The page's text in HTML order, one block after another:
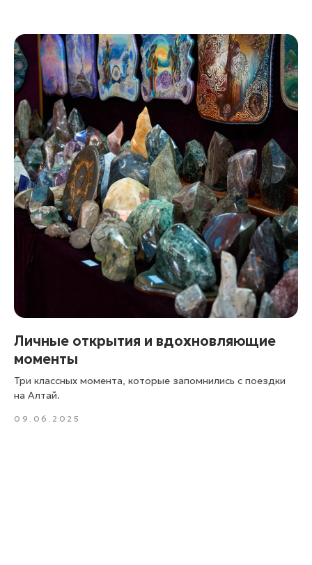
Личные открытия и вдохновляющие
моменты
Три классных момента, которые запомнились с поездки
на Алтай.
09.06.2025